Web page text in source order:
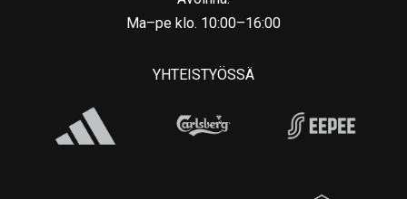
Ma–pe klo. 10:00–16:00
YHTEISTYÖSSÄ